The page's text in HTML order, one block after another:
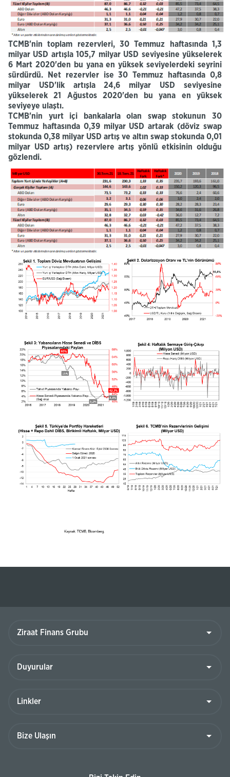
TCMB'nintoplam rezervleri,30 Temmuz haftasında 1,3
milyar USD artışla 105,7 milyar USD seviyesine yükselerek
6 Mart 2020'den bu yana en yüksek seviyelerdeki seyrini
sürdürdü.
Net rezervler ise 30 Temmuz haftasında 0,8
milyar USD'lik artışla 24,6 milyar USD seviyesine
yükselerek 21 Ağustos 2020'den bu yana en yüksek
seviyeye ulaştı.
TCMB'nin yurt içi bankalarla olan swap stokunun 30
Temmuz haftasında 0,39 milyar USD artarak (döviz swap
stokunda 0,38 milyar USD artış ve altın swap stokunda 0,01
milyar USD artış) rezervlere artış yönlü etkisinin olduğu
gözlendi.
Grubu